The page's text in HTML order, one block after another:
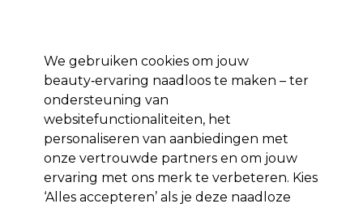
Aanmelden
Merken Deals 🌟 Haar Elektra Beauty
Volgende dag geleverd*
Na verzending, maandag t/m vrijdag
We gebruiken cookies om jouw
beauty‑ervaring naadloos te maken – ter
ondersteuning van
websitefunctionaliteiten, het
personaliseren van aanbiedingen met
onze vertrouwde partners en om jouw
ervaring met ons merk te verbeteren. Kies
‘Alles accepteren’ als je deze naadloze